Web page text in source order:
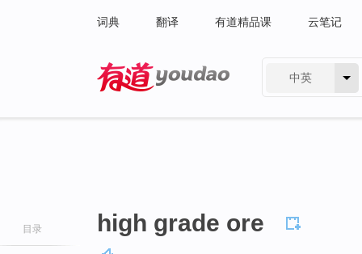
词典 翻译 有道精品课 云笔记
中英
目录 high grade ore